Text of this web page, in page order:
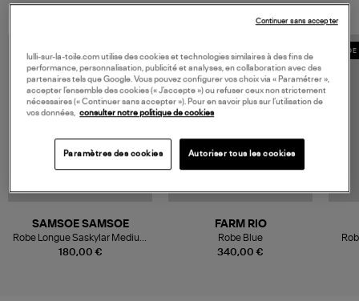
180,00 €
SAMSOE SAMSOE
Robe Longue Saskylar Medium
Denim Blue
340,00 €
FARM RIO
Robe Blue
lulli-sur-la-toile.com utilise des cookies et technologies similaires à des fins de
performance, personnalisation, publicité et analyses, en collaboration avec des
partenaires tels que Google. Vous pouvez configurer vos choix via « Paramétrer »,
accepter l’ensemble des cookies (« J’accepte ») ou refuser ceux non strictement
nécessaires (« Continuer sans accepter »). Pour en savoir plus sur l’utilisation de
vos données, consulter notre politique de cookies
Paramètres des cookies Autoriser tous les cookies
Continuer sans accepter